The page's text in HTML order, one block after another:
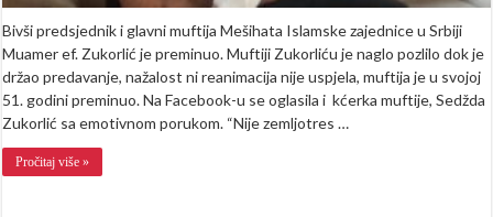
Bivši predsjednik i glavni muftija Mešihata Islamske zajednice u Srbiji
Muamer ef. Zukorlić je preminuo. Muftiji Zukorliću je naglo pozlilo dok je
držao predavanje, nažalost ni reanimacija nije uspjela, muftija je u svojoj
51. godini preminuo. Na Facebook-u se oglasila i kćerka muftije, Sedžda
Zukorlić sa emotivnom porukom. “Nije zemljotres …
Pročitaj više »